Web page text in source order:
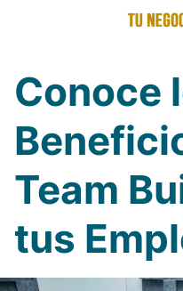
Conoce
Team
tus